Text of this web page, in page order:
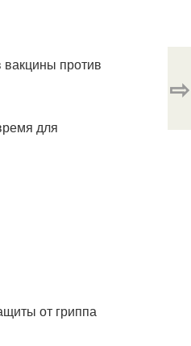
против
для
от гриппа
⇨